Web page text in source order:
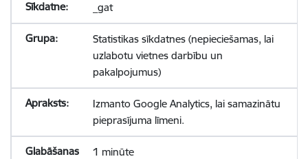
_gat
Statistikas sīkdatnes (nepieciešamas, lai
uzlabotu vietnes darbību un
pakalpojumus)
Izmanto Google Analytics, lai samazinātu
pieprasījuma līmeni.
1 minūte